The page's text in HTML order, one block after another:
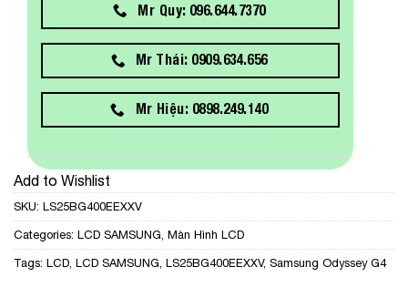
Mr Quy: 096.644.7370
Mr Thái: 0909.634.656
Mr Hiệu: 0898.249.140
Add to Wishlist
SKU: LS25BG400EEXXV
Categories: LCD SAMSUNG Màn Hình LCD
Tags: LCD LCD SAMSUNG LS25BG400EEXXV, Samsung Odyssey G4